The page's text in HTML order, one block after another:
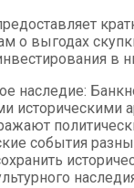
о выгодах
в
наследие:
историческими
события